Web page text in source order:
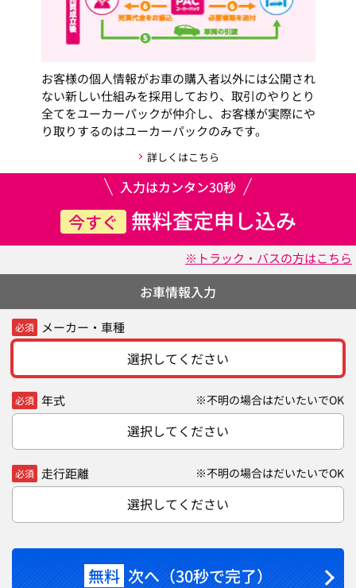
お客様の個人情報がお車の購入者以外には公開され
ない新しい仕組みを採用しており、取引のやりとり
全てをユーカーパックが仲介し、お客様が実際にや
り取りするのはユーカーパックのみです。
詳しくはこちら
入力はカンタン30秒
今すぐ 無料査定申し込み
※トラック・バスの方はこちら
お車情報入力
必須 メーカー・車種
選択してください
必須 年式 ※不明の場合はだいたいでOK
選択してください
必須 走行距離 ※不明の場合はだいたいでOK
選択してください
無料 次へ（30秒で完了）